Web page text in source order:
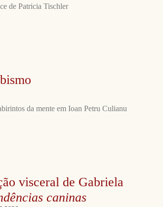
de Patricia Tischler
da mente em Ioan Petru Culianu
visceral de Gabriela
caninas